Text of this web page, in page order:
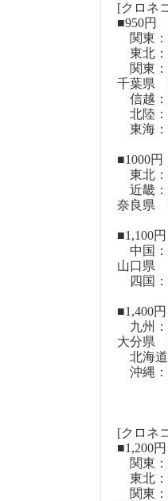
[クロネ
■950円
関東：
東北
関東
千葉県
信越
北陸
東海
■1000円
東北
近畿
奈良県
■1,100円
中国
山口県
四国
■1,400円
九州
大分県
北海道
沖縄：
[クロネ
■1,200円
関東：
東北
関東